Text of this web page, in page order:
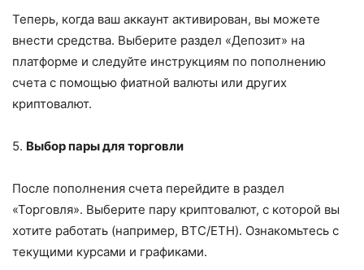
Теперь, когда ваш аккаунт активирован, вы можете
внести средства. Выберите раздел «Депозит» на
платформе и следуйте инструкциям по пополнению
счета с помощью фиатной валюты или других
криптовалют.
5. Выбор пары для торговли
После пополнения счета перейдите в раздел
«Торговля». Выберите пару криптовалют, с которой вы
хотите работать (например, BTC/ETH). Ознакомьтесь с
текущими курсами и графиками.